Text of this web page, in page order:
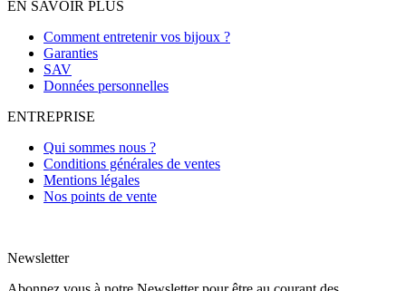
EN SAVOIR PLUS
Comment entretenir vos bijoux ?
Garanties
SAV
Données personnelles
ENTREPRISE
Qui sommes nous ?
Conditions générales de ventes
Mentions légales
Nos points de vente
Newsletter